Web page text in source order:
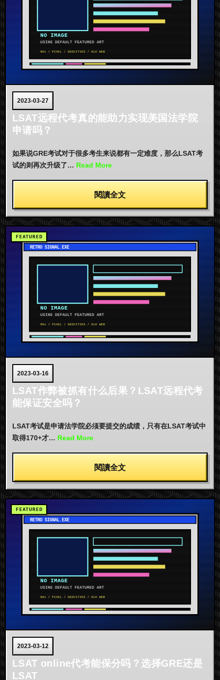
2023-03-27
LSAT远程代考真的能助力实现美国法学院
申请吗？
如果说GRE考试对于很多考生来说都有一定难度，那么LSAT考
试的则再次升级了… Read More
閱讀全文
2023-03-16
LSAT作弊被抓有什么后果？LSAT远程代考
能保证安全吗？
LSAT考试是申请法学院必须要提交的成绩，只有在LSAT考试中
取得170+才… Read More
閱讀全文
2023-03-12
LSAT online代考能保分吗？选择GRE还是
LSAT